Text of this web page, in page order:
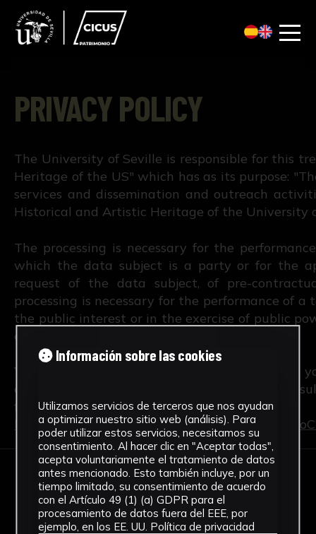
PRIVACY POLICY
The University of Seville is responsible for this
Heritage of the US" which has as its purpose:
services and dissemination and outreach
Historical and Artistic Heritage of the University
The processing is necessary for the
which the data subject is a party or for the
request of the data subject, of pre-
processing is necessary for the performance of a
the public interest or in the exercise of public
controller.
You have the right to access, rectify and delete
as well as other rights which you can
further detailed information, at the
https://osi.us.es/sites/osi/files/doc/pd/
Cicus Editorial US
Información sobre las cookies
Utilizamos servicios de terceros que nos ayudan
a optimizar nuestro sitio web (análisis). Para
poder utilizar estos servicios, necesitamos su
consentimiento. Al hacer clic en "Aceptar todas",
acepta voluntariamente el tratamiento de datos
antes mencionado. Esto también incluye, por un
tiempo limitado, su consentimiento de acuerdo
con el Artículo 49 (1) (a) GDPR para el
procesamiento de datos fuera del EEE, por
ejemplo, en los EE. UU. Política de privacidad